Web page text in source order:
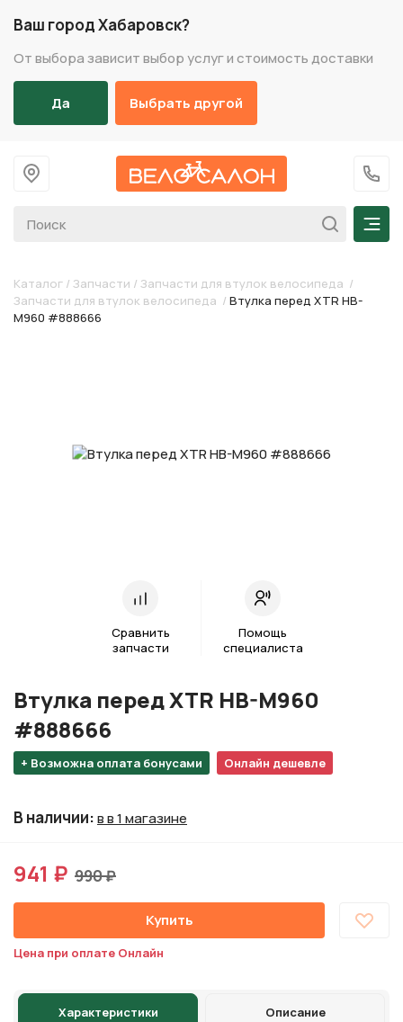
Ваш город Хабаровск?
От выбора зависит выбор услуг и стоимость доставки
Да Выбрать другой
На главную
+7
Каталог / Запчасти / Запчасти для втулок велосипеда /
Запчасти для втулок велосипеда / Втулка перед XTR HB-
M960 #888666
Сравнить
запчасти
Помощь
специалиста
+ Возможна оплата бонусами Онлайн дешевле
Втулка перед XTR HB-M960
#888666
В наличии:в в 1 магазине
941 ₽ 990 ₽
Купить
Цена при оплате Онлайн
Характеристики Описание